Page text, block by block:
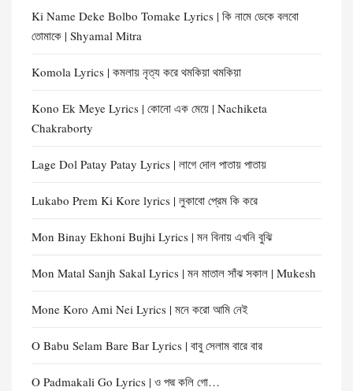
Ki Name Deke Bolbo Tomake Lyrics | কি নামে ডেকে বলবো
তোমাকে | Shyamal Mitra
Komola Lyrics | কমলায় নৃত্য করে থমকিয়া থমকিয়া
Kono Ek Meye Lyrics | কোনো এক মেয়ে | Nachiketa
Chakraborty
Lage Dol Patay Patay Lyrics | লাগে দোল পাতায় পাতায়
Lukabo Prem Ki Kore lyrics | লুকাবো প্রেম কি করে
Mon Binay Ekhoni Bujhi Lyrics | মন বিনায় এখনি বুঝি
Mon Matal Sanjh Sakal Lyrics | মন মাতাল সাঁঝ সকাল | Mukesh
Mone Koro Ami Nei Lyrics | মনে করো আমি নেই
O Babu Selam Bare Bar Lyrics | বাবু সেলাম বারে বার
O Padmakali Go Lyrics | ও পদ্ম কলি গো…